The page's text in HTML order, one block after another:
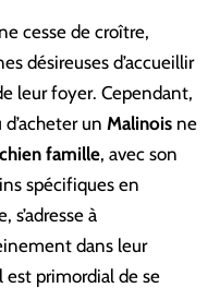
ne cesse de croître,
désireuses d’accueillir
leur foyer. Cependant,
un Malinois ne
chien famille, avec son
spécifiques en
s’adresse à
dans leur
est primordial de se